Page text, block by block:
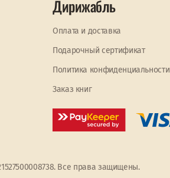
Дирижабль
Оплата и доставка
Подарочный сертификат
Политика конфиденциальности
Заказ книг
Все права защищены.